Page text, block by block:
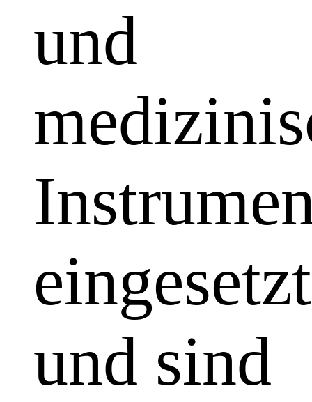
und
eingesetzt
und sind